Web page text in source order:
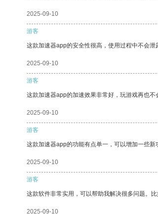
2025-09-10
游客
这款加速器app的安全性很高，使用过程中不会
2025-09-10
游客
这款加速器app的加速效果非常好，玩游戏再也
2025-09-10
游客
这款加速器app的功能有点单一，可以增加一些
2025-09-10
游客
这款软件非常实用，可以帮助我解决很多问题。
2025-09-10